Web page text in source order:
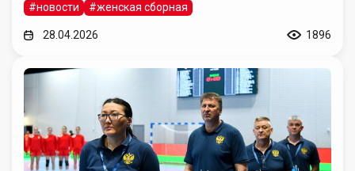
#новости #женская сборная
28.04.2026 1896